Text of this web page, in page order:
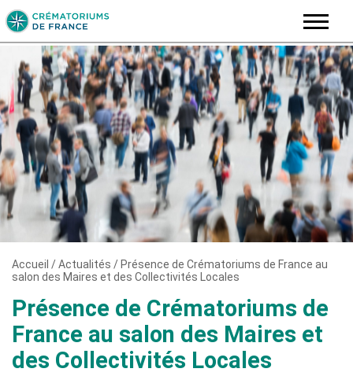
content
Accueil /Actualités / Présence de Crématoriums de France au
salon des Maires et des Collectivités Locales
Présence de Crématoriums de
France au salon des Maires et
des Collectivités Locales